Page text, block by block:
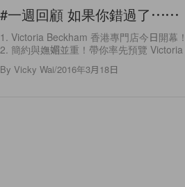
#一週回顧 如果你錯過了⋯⋯
1. Victoria Beckham 香港專門店今日開幕
2. 簡約與嫵媚並重！帶你率先預覽
By Vicky Wai/2016年3月18日